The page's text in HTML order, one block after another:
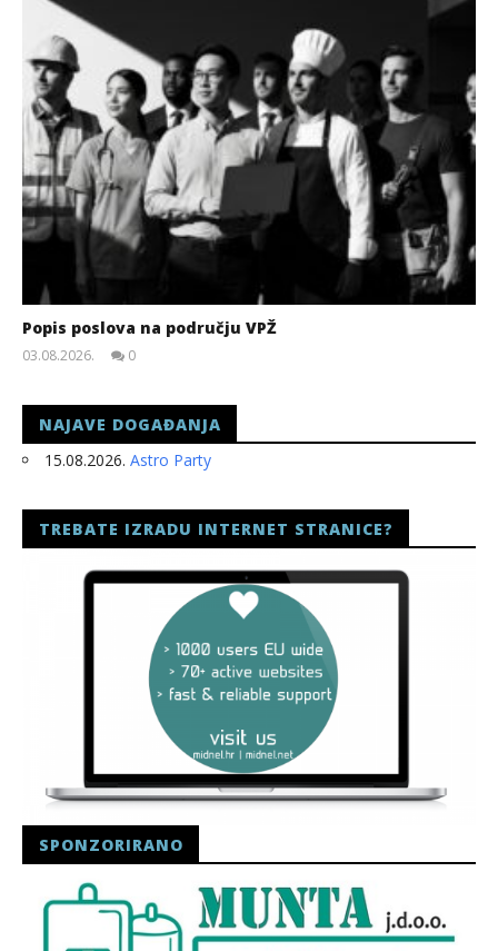
Popis poslova na području VPŽ
03.08.2026.
0
NAJAVE DOGAĐANJA
15.08.2026. Astro Party
TREBATE IZRADU INTERNET STRANICE?
SPONZORIRANO